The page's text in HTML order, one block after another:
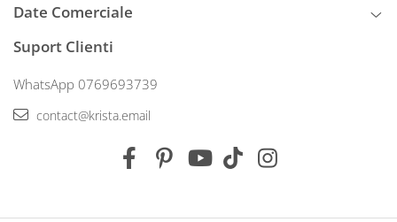
Date Comerciale
Suport Clienti
WhatsApp 0769693739
contact@krista.email